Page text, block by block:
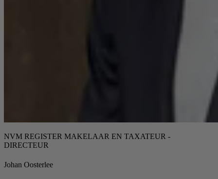
NVM REGISTER MAKELAAR EN TAXATEUR -
DIRECTEUR
Johan Oosterlee